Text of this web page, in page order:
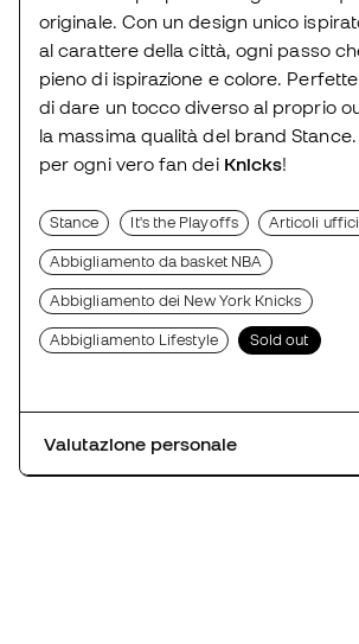
originale. Con un design unico
al carattere della città, ogni passo
pieno di ispirazione e colore.
di dare un tocco diverso al proprio
la massima qualità del brand
per ogni vero fan dei Knicks!
Stance It's the Playoffs Articoli
Abbigliamento da basket NBA
Abbigliamento dei New York Knicks
Abbigliamento Lifestyle Sold out
Valutazione personale